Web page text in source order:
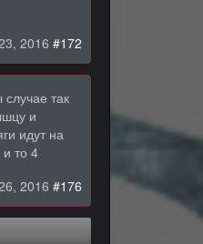
2016 #172
так
и
идут на
то 4
2016 #176